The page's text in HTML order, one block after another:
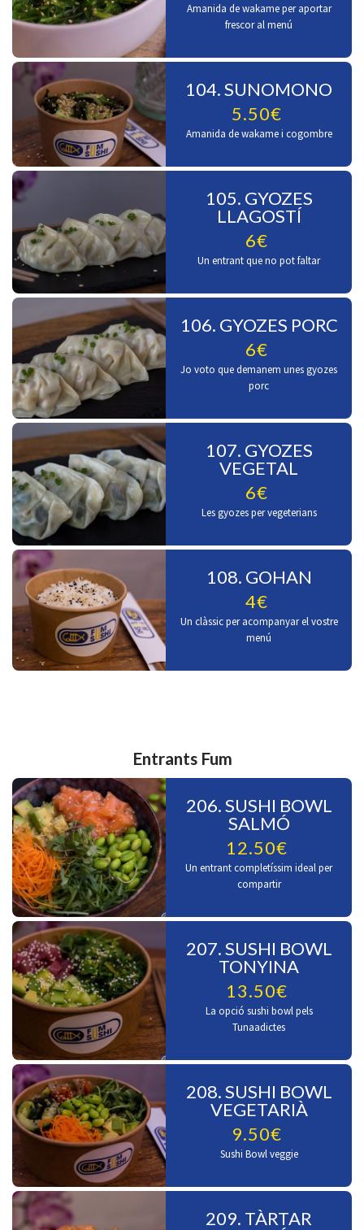
Amanida de wakame per aportar
frescor al menú
104. SUNOMONO
5.50€
Amanida de wakame i cogombre
105. GYOZES
LLAGOSTÍ
6€
Un entrant que no pot faltar
106. GYOZES PORC
6€
Jo voto que demanem unes gyozes
porc
107. GYOZES
VEGETAL
6€
Les gyozes per vegeterians
108. GOHAN
4€
Un clàssic per acompanyar el vostre
menú
Entrants Fum
206. SUSHI BOWL
SALMÓ
12.50€
Un entrant completíssim ideal per
compartir
207. SUSHI BOWL
TONYINA
13.50€
La opció sushi bowl pels
Tunaadictes
208. SUSHI BOWL
VEGETARIÀ
9.50€
Sushi Bowl veggie
209. TÀRTAR